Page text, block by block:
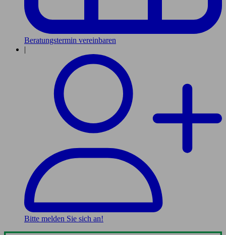
Beratungstermin vereinbaren
|
Bitte melden Sie sich an!